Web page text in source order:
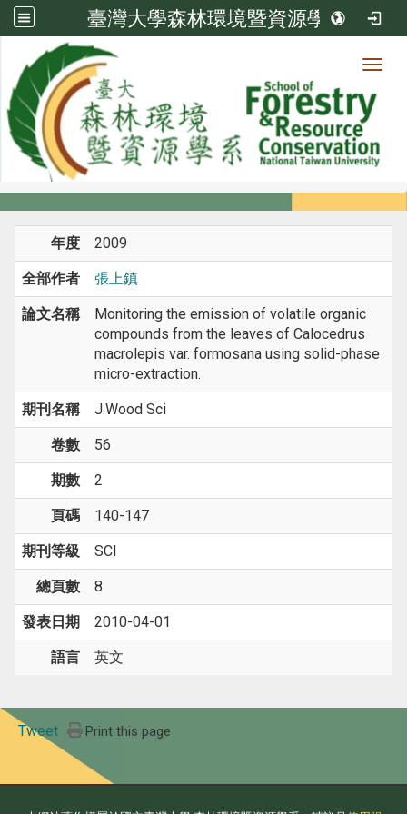
臺灣大學森林環境暨資源學系
系所成員
系所成員
年度 2009
全部作者 張上鎮
論文名稱
Monitoring the emission of volatile organic
compounds from the leaves of Calocedrus
macrolepis var. formosana using solid-phase
micro-extraction.
期刊名稱 J.Wood Sci
卷數 56
期數 2
頁碼 140-147
期刊等級 SCI
總頁數 8
發表日期 2010-04-01
語言 英文
Tweet Print this page